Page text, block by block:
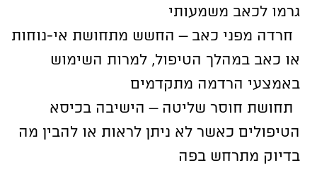
גרמו לכאב משמעותי
חרדה מפני כאב – החשש מתחושת אי-נוחות
או כאב במהלך הטיפול, למרות השימוש
באמצעי הרדמה מתקדמים
תחושת חוסר שליטה – הישיבה בכיסא
הטיפולים כאשר לא ניתן לראות או להבין מה
בדיוק מתרחש בפה